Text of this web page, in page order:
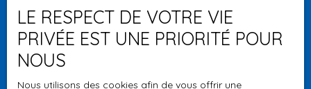
Estimation
Budget max (€)
Surface min (m²)
LE RESPECT DE VOTRE VIE
PRIVÉE EST UNE PRIORITÉ POUR
NOUS
Nous utilisons des cookies afin de vous offrir une